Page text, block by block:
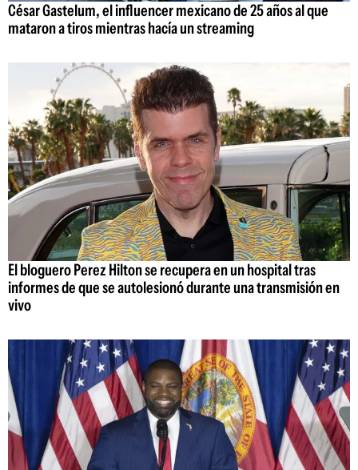
César Gastelum, el influencer mexicano de 25 años al que
mataron a tiros mientras hacía un streaming
El bloguero Perez Hilton se recupera en un hospital tras
informes de que se autolesionó durante una transmisión en
vivo